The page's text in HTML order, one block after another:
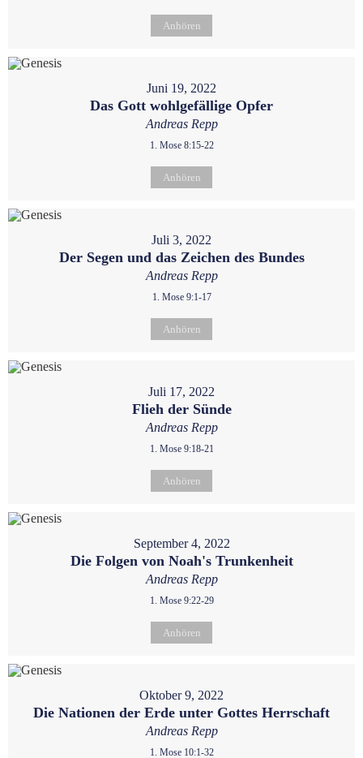
Anhören
Juni 19, 2022
Das Gott wohlgefällige Opfer
Andreas Repp
1. Mose 8:15-22
Anhören
Juli 3, 2022
Der Segen und das Zeichen des Bundes
Andreas Repp
1. Mose 9:1-17
Anhören
Juli 17, 2022
Flieh der Sünde
Andreas Repp
1. Mose 9:18-21
Anhören
September 4, 2022
Die Folgen von Noah's Trunkenheit
Andreas Repp
1. Mose 9:22-29
Anhören
Oktober 9, 2022
Die Nationen der Erde unter Gottes Herrschaft
Andreas Repp
1. Mose 10:1-32